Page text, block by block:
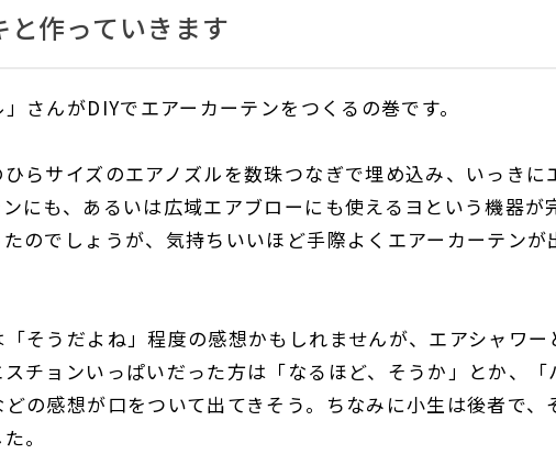
作っていきます
さんがDIYでエアーカーテンをつくるの巻です。
らサイズのエアノズルを数珠つなぎで埋め込み、いっきに
にも、あるいは広域エアブローにも使えるヨという機器が
のでしょうが、気持ちいいほど手際よくエアーカーテンが
そうだよね」程度の感想かもしれませんが、エアシャワー
チョンいっぱいだった方は「なるほど、そうか」とか、「
の感想が口をついて出てきそう。ちなみに小生は後者で、
。